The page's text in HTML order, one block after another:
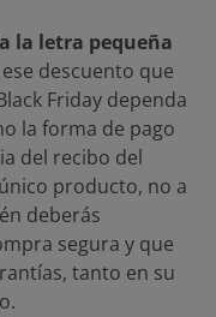
la letra pequeña
descuento que
Friday dependa
la forma de pago
del recibo del
producto, no a
deberás
segura y que
tanto en su